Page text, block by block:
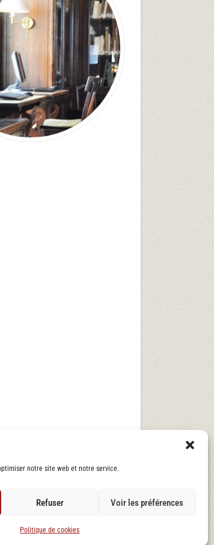
notre site web et notre service.
Refuser Voir les préférences
Politique de cookies